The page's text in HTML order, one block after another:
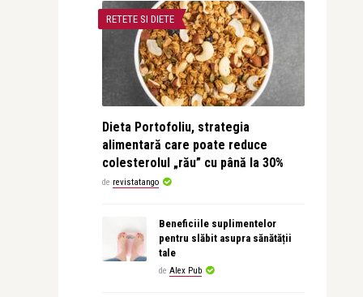
RETETE SI DIETE
Dieta Portofoliu, strategia
alimentară care poate reduce
colesterolul „rău” cu până la 30%
de revistatango
Beneficiile suplimentelor
pentru slăbit asupra sănătății
tale
de Alex Pub